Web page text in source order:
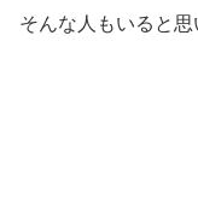
そんな人もいると思